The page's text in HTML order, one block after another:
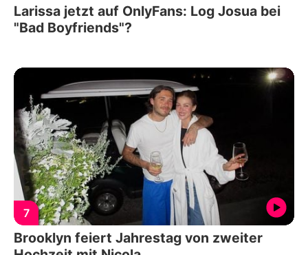
Larissa jetzt auf OnlyFans: Log Josua bei
"Bad Boyfriends"?
7
Brooklyn feiert Jahrestag von zweiter